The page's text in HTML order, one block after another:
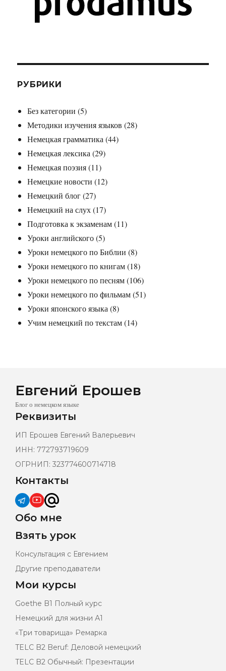
РУБРИКИ
Без категории (5)
Методики изучения языков (28)
Немецкая грамматика (44)
Немецкая лексика (29)
Немецкая поэзия(11)
Немецкие новости (12)
Немецкий блог(27)
Немецкий на слух(17)
Подготовка к экзаменам(11)
Уроки английского(5)
Уроки немецкого по Библии (8)
Уроки немецкого по книгам(18)
Уроки немецкого по песням(106)
Уроки немецкого по фильмам(51)
Уроки японского языка (8)
Учим немецкий по текстам(14)
Евгений Ерошев
Блог о немецком языке
Реквизиты
ИП Ерошев Евгений Валерьевич
ИНН: 772793719609
ОГРНИП: 323774600714718
Контакты
Обо мне
Взять урок
Консультация с Евгением
Другие преподаватели
Мои курсы
Goethe B1 Полный курс
Немецкий для жизни А1
«Три товарища» Ремарка
TELC B2 Beruf: Деловой немецкий
TELC B2 Обычный: Презентации